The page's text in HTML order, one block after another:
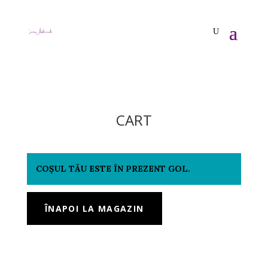
CART
COȘUL TĂU ESTE ÎN PREZENT GOL.
ÎNAPOI LA MAGAZIN